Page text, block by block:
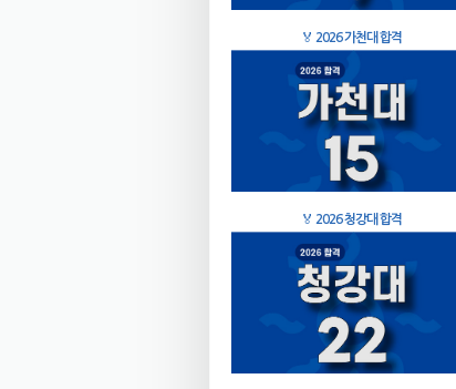
🏅 2026 가천대 합격
🏅 2026 청강대 합격